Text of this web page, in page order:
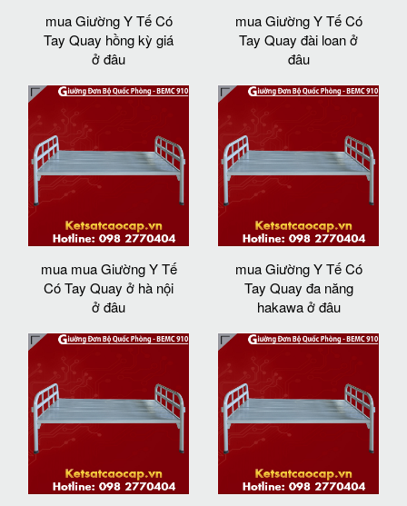
mua Giường Y Tế Có
Tay Quay hồng kỳ giá
ở đâu
mua Giường Y Tế Có
Tay Quay đài loan ở
đâu
mua mua Giường Y Tế
Có Tay Quay ở hà nội
ở đâu
mua Giường Y Tế Có
Tay Quay đa năng
hakawa ở đâu